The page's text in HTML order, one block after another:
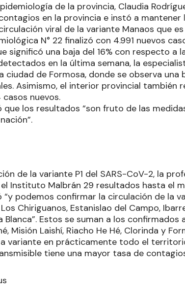
de la provincia, Claudia
en la provincia e instó a mantener
viral de la variante Manaos que
N° 22 finalizó con 4.991 nuevos
significó una baja del 16% con respecto a
en la última semana, la
ciudad de Formosa, donde se observa
Asimismo, el interior provincial también
casos nuevos.
que los resultados “son fruto de las
de la variante P1 del SARS-CoV-2, la
Instituto Malbrán 29 resultados hasta el
“y podemos confirmar la circulación de la
Chiriguanos, Estanislao del Campo,
Blanca”. Estos se suman a los
Misión Laishí, Riacho He Hé, Clorinda y
variante en prácticamente todo el
tiene una mayor tasa de